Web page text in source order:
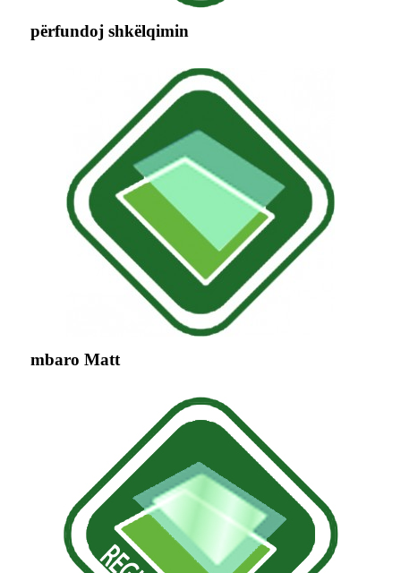
përfundoj shkëlqimin
mbaro Matt